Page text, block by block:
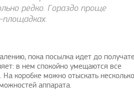
редко. Гораздо проще
пока посылка идет до
в нем спокойно умещаются все
коробке можно отыскать несколько
аппарата.